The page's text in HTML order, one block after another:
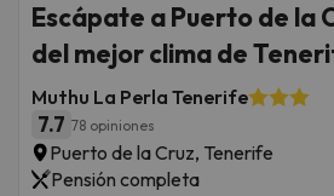
Escápate a Puerto de la
del mejor clima de
Muthu La Perla Tenerife
7.7 78 opiniones
Puerto de la Cruz, Tenerife
Pensión completa